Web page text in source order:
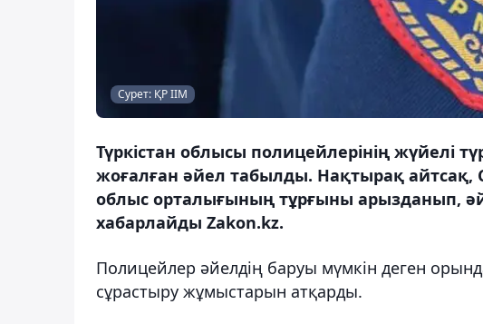
Сурет: ҚР ІІМ
Түркістан облысы полицейлерінің жүйелі
жоғалған әйел табылды. Нақтырақ айтсақ,
облыс орталығының тұрғыны арызданып,
хабарлайды Zakon.kz.
Полицейлер әйелдің баруы мүмкін деген
сұрастыру жұмыстарын атқарды.